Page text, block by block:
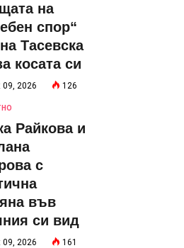
на
спор“
Тасевска
косата си
2026 126
Райкова и
с
във
си вид
2026 161